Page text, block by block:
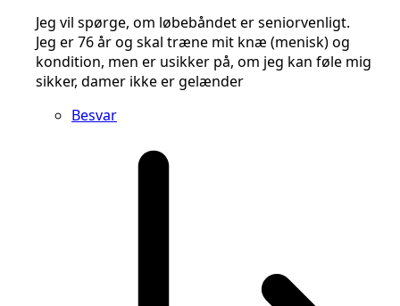
Jeg vil spørge, om løbebåndet er seniorvenligt.
Jeg er 76 år og skal træne mit knæ (menisk) og
kondition, men er usikker på, om jeg kan føle mig
sikker, damer ikke er gelænder
Besvar